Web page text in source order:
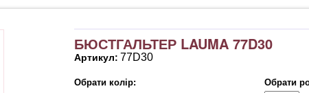
БЮСТГАЛЬТЕР LAUMA 77D30
Артикул: 77D30
Обрати колір: Обрати